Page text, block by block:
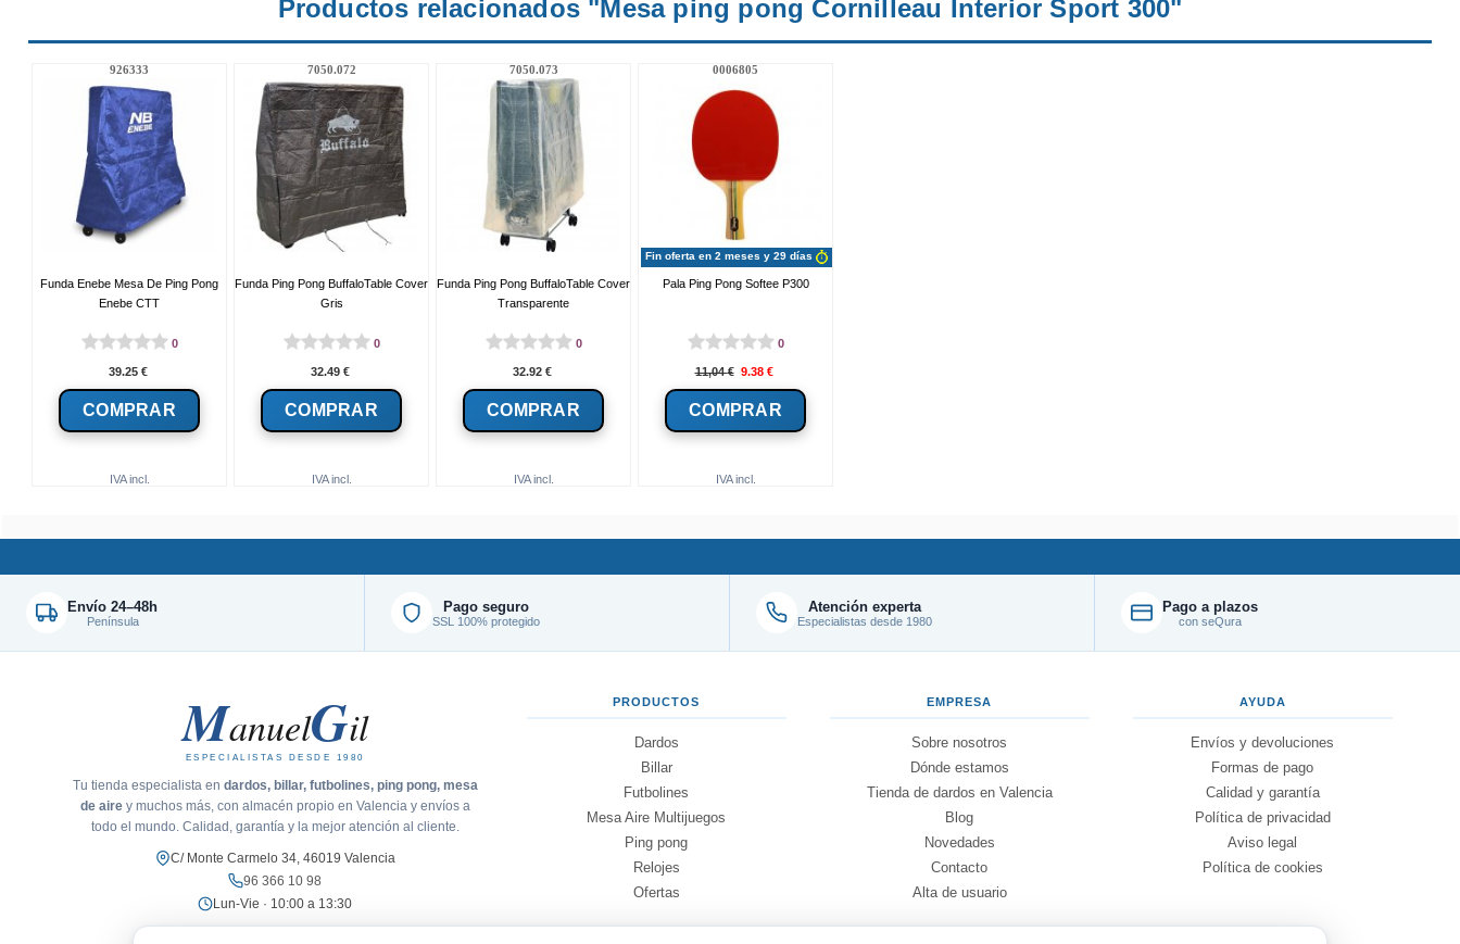
Productos relacionados "Mesa ping pong Cornilleau Interior Sport 300"
IVA incl.
926333
Funda Enebe Mesa De Ping Pong
Enebe CTT
0
39.25 €
IVA incl.
7050.072
Funda Ping Pong BuffaloTable Cover
Gris
0
32.49 €
IVA incl.
7050.073
Funda Ping Pong BuffaloTable Cover
Transparente
0
32.92 €
IVA incl.
Fin oferta en 2 meses y 29 días
0006805
Pala Ping Pong Softee P300
0
11,04 € 9.38 €
Envío 24–48h
Península
Pago seguro
SSL 100% protegido
Atención experta
Especialistas desde 1980
Pago a plazos
con seQura
ManuelGil
ESPECIALISTAS DESDE 1980
Tu tienda especialista en dardos, billar, futbolines, ping pong, mesa
de airey muchos más, con almacén propio en Valencia y envíos a
todo el mundo. Calidad, garantía y la mejor atención al cliente.
C/ Monte Carmelo 34, 46019 Valencia
96 366 10 98
Lun-Vie · 10:00 a 13:30
PRODUCTOS
Dardos
Billar
Futbolines
Mesa Aire Multijuegos
Ping pong
Relojes
Ofertas
EMPRESA
Sobre nosotros
Dónde estamos
Tienda de dardos en Valencia
Blog
Novedades
Contacto
Alta de usuario
AYUDA
Envíos y devoluciones
Formas de pago
Calidad y garantía
Política de privacidad
Aviso legal
Política de cookies